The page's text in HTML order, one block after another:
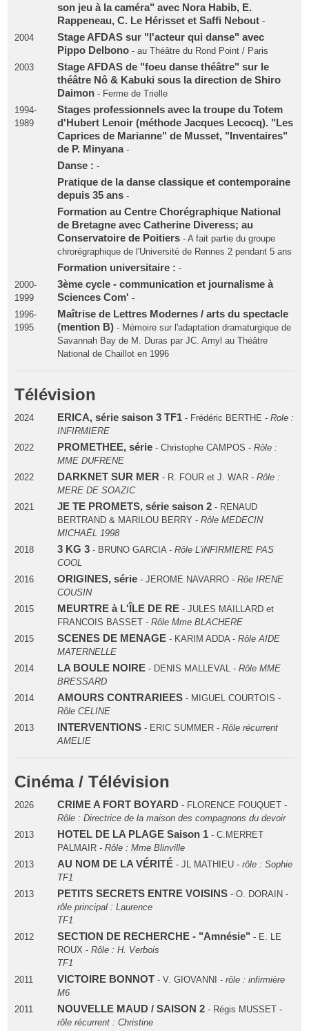
son jeu à la caméra" avec Nora Habib, E.
Rappeneau, C. Le Hérisset et Saffi Nebout-
2004
Stage AFDAS sur "l'acteur qui danse" avec
Pippo Delbono - au Théâtre du Rond Point / Paris
2003
Stage AFDAS de "foeu danse théâtre" sur le
théâtre Nô & Kabuki sous la direction de Shiro
Daimon - Ferme de Trielle
1994-
1989
Stages professionnels avec la troupe du Totem
d'Hubert Lenoir (méthode Jacques Lecocq). "Les
Caprices de Marianne" de Musset, "Inventaires"
de P. Minyana-
Danse : -
Pratique de la danse classique et contemporaine
depuis 35 ans-
Formation au Centre Chorégraphique National
de Bretagne avec Catherine Diveress; au
Conservatoire de Poitiers - A fait partie du groupe
chrorégraphique de l'Université de Rennes 2 pendant 5 ans
Formation universitaire : -
2000-
1999
3ème cycle - communication et journalisme à
Sciences Com' -
1996-
1995
Maîtrise de Lettres Modernes / arts du spectacle
(mention B)- Mémoire sur l'adaptation dramaturgique de
Savannah Bay de M. Duras par JC. Amyl au Théâtre
National de Chaillot en 1996
Télévision
2024 ERICA, série saison 3 TF1- Frédéric BERTHE - Role :
INFIRMIERE
2022
PROMETHEE, série - Christophe CAMPOS - Rôle :
MME DUFRENE
2022
DARKNET SUR MER - R. FOUR et J. WAR - Rôle :
MERE DE SOAZIC
2021
JE TE PROMETS, série saison 2- RENAUD
BERTRAND & MARILOU BERRY - Rôle MEDECIN
MICHAËL 1998
2018
3 KG 3- BRUNO GARCIA - Rôle L'iNFIRMIERE PAS
COOL
2016
ORIGINES, série- JEROME NAVARRO - Rôe IRENE
COUSIN
2015
MEURTRE à L'ÎLE DE RE- JULES MAILLARD et
FRANCOIS BASSET - Rôle Mme BLACHERE
2015
SCENES DE MENAGE- KARIM ADDA - Rôle AIDE
MATERNELLE
2014
LA BOULE NOIRE- DENIS MALLEVAL - Rôle MME
BRESSARD
2014
AMOURS CONTRARIEES- MIGUEL COURTOIS -
Rôle CELINE
2013
INTERVENTIONS- ERIC SUMMER - Rôle récurrent
AMELIE
Cinéma / Télévision
2026 CRIME A FORT BOYARD- FLORENCE FOUQUET -
Rôle : Directrice de la maison des compagnons du devoir
2013
HOTEL DE LA PLAGE Saison 1- C.MERRET
PALMAIR - Rôle : Mme Blinville
2013
AU NOM DE LA VÉRITÉ- JL MATHIEU - rôle : Sophie
TF1
2013
PETITS SECRETS ENTRE VOISINS- O. DORAIN -
rôle principal : Laurence
TF1
2012
SECTION DE RECHERCHE - "Amnésie" - E. LE
ROUX - Rôle : H. Verbois
TF1
2011
VICTOIRE BONNOT- V. GIOVANNI - rôle : infirmière
M6
2011
NOUVELLE MAUD / SAISON 2- Régis MUSSET -
rôle récurrent : Christine